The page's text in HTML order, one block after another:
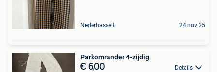
Nederhasselt 24 nov 25
Parkomrander 4-zijdig
€ 6,00 Details